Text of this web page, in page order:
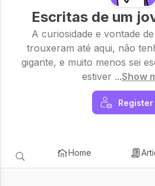
Escritas de um
A curiosidade e vontade
trouxeram até aqui, não
gigante, e muito menos sei
estiver ...Show
Register
Home